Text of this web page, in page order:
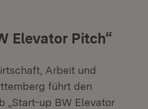
Elevator Pitch“
Arbeit und
führt den
„Start-up BW Elevator